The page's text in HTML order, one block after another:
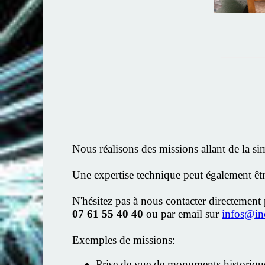
Nous réalisons des missions allant de la
Une expertise technique peut également
N'hésitez pas à nous contacter
07 61 55 40 40 ou par email sur
Exemples de missions: